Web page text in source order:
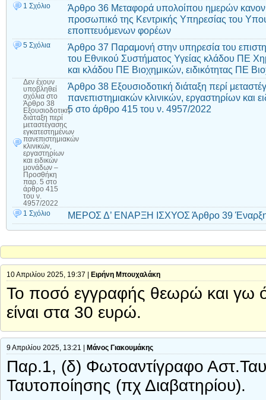
1 Σχόλιο
Άρθρο 36 Μεταφορά υπολοίπου ημερών
προσωπικό της Κεντρικής Υπηρεσίας του
εποπτευόμενων φορέων
5 Σχόλια
Άρθρο 37 Παραμονή στην υπηρεσία του
του Εθνικού Συστήματος Υγείας κλάδου ΠΕ
και κλάδου ΠΕ Βιοχημικών, ειδικότητας ΠΕ
Δεν έχουν
υποβληθεί
σχόλια στο
Άρθρο 38
Εξουσιοδοτική
διάταξη περί
μεταστέγασης
εγκατεστημένων
πανεπιστημιακών
κλινικών,
εργαστηρίων
και ειδικών
μονάδων –
Προσθήκη
παρ. 5 στο
άρθρο 415
του ν.
4957/2022
Άρθρο 38 Εξουσιοδοτική διάταξη περί
πανεπιστημιακών κλινικών, εργαστηρίων
5 στο άρθρο 415 του ν. 4957/2022
1 Σχόλιο ΜΕΡΟΣ Δ’ ΕΝΑΡΞΗ ΙΣΧΥΟΣ Άρθρο 39 Έναρξη
10 Απριλίου 2025, 19:37 | Ειρήνη Μπουχαλάκη
Το ποσό εγγραφής θεωρώ και γω
είναι στα 30 ευρώ.
9 Απριλίου 2025, 13:21 | Μάνος Γιακουμάκης
Παρ.1, (δ) Φωτοαντίγραφο
Ταυτοποίησης (πχ Διαβατηρίου).